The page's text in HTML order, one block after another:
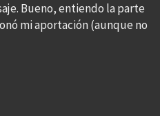
Bueno, entiendo la parte
mi aportación (aunque no